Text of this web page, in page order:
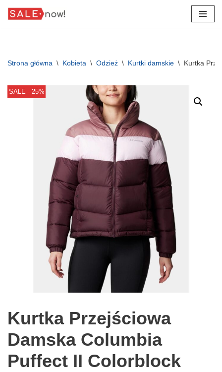
Strona główna \ Kobieta \ Odzież \ Kurtki damskie \ Kurtka
SALE - 25%
Kurtka Przejściowa
Damska Columbia
Puffect II Colorblock